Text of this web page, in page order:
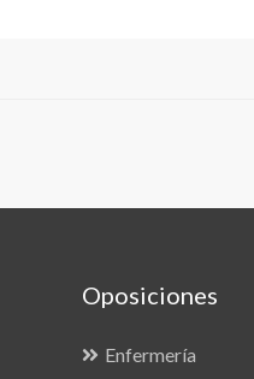
Oposiciones
Enfermería